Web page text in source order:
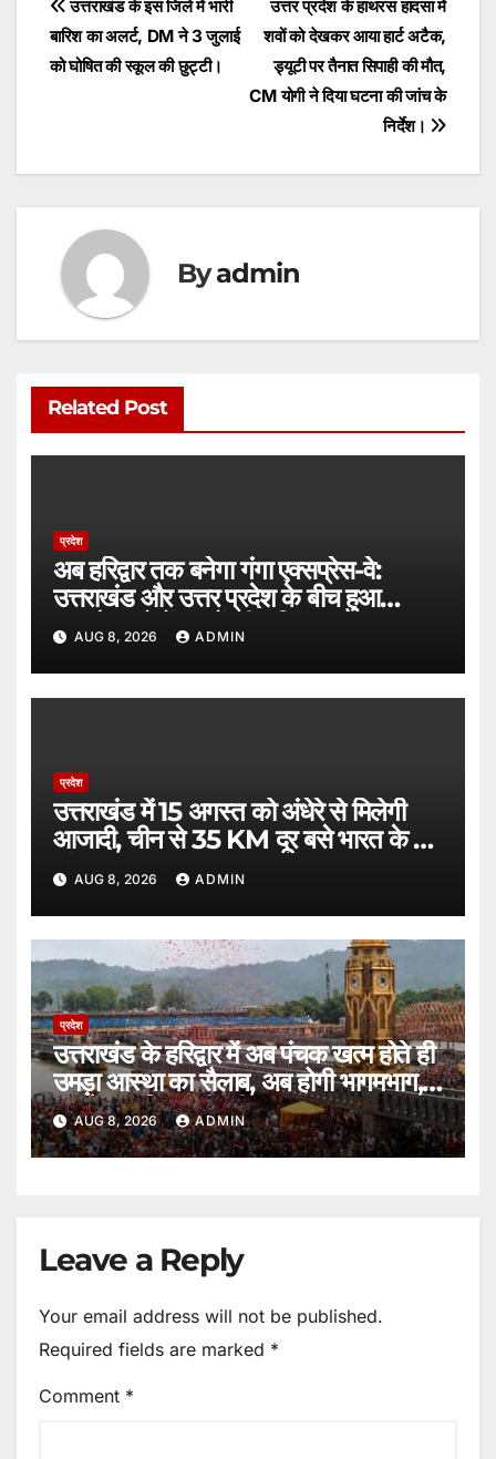
A
p
b
o
e
n
g
Post
navigation
उत्तर प्रदेश के हाथरस हादसा में
शवों को देखकर आया हार्ट अटैक,
ड्यूटी पर तैनात सिपाही की मौत,
CM योगी ने दिया घटना की जांच के
निर्देश।
उत्तराखंड के इस जिले में भारी
बारिश का अलर्ट, DM ने 3 जुलाई
को घोषित की स्कूल की छुट्टी।
Byadmin
Related Post
प्रदेश
अब हरिद्वार तक बनेगा गंगा एक्सप्रेस-वे:
उत्तराखंड और उत्तर प्रदेश के बीच हुआ
समझौता, दोनों राज्यों की भूमिका तय।
AUG 8, 2026 ADMIN
प्रदेश
उत्तराखंड में 15 अगस्त को अंधेरे से मिलेगी
आजादी, चीन से 35 KM दूर बसे भारत के ये
गांव।
AUG 8, 2026 ADMIN
प्रदेश
उत्तराखंड के हरिद्वार में अब पंचक खत्म होते ही
उमड़ा आस्था का सैलाब, अब होगी भागमभाग,
अगले चार दिन बड़ी परीक्षा।
AUG 8, 2026 ADMIN
Leave a Reply
Your email address will not be published.
Required fields are marked *
Comment *